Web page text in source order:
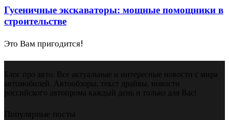
Гусеничные экскаваторы: мощные помощники в
строительстве
Это Вам пригодится!
Блог про авто. Все актуальные и интересные новости с мира
автомобилей. Автообзоры, текст драйвы, новости
российского автопрома каждый день и только для Вас!
Популярные посты